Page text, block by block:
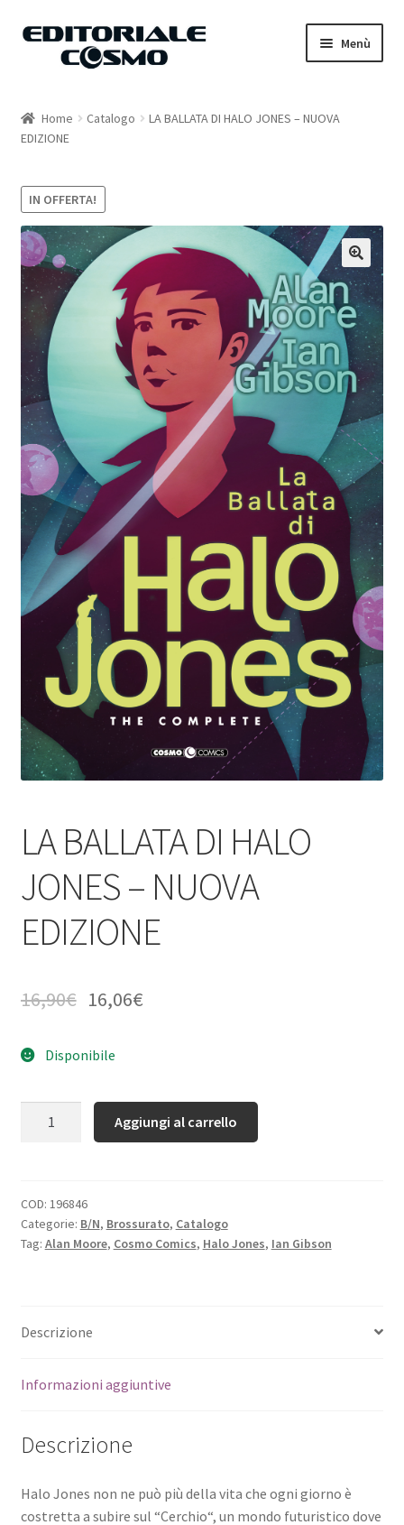
Vai
Vai
Menù
Catalogo
Carrello
Il mio account
Home Catalogo
LA BALLATA DI HALO JONES – NUOVA
EDIZIONE
IN OFFERTA!
LA BALLATA DI HALO
JONES – NUOVA
EDIZIONE
16,90€ 16,06€
Disponibile
Aggiungi al carrello
COD: 196846
Categorie: B/N, Brossurato, Catalogo
Tag: Alan Moore, Cosmo Comics, Halo Jones, Ian Gibson
Descrizione
Informazioni aggiuntive
Descrizione
Halo Jones non ne può più della vita che ogni giorno è
costretta a subire sul “Cerchio“, un mondo futuristico dove